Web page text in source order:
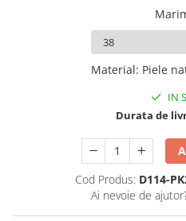
Material: Piele
IN
Durata de
Cod Produs: D114-
Ai nevoie de